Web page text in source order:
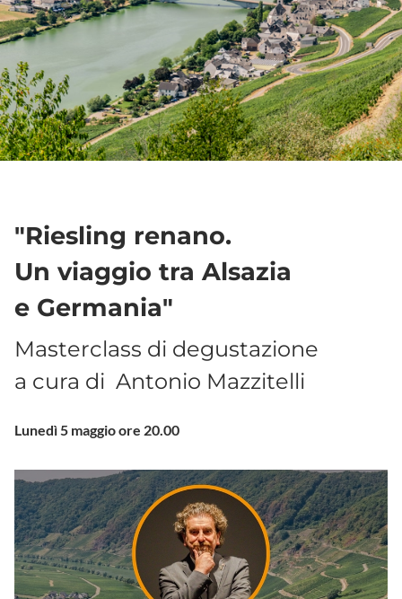
"Riesling renano.
Un viaggio tra Alsazia
e Germania"
Masterclass di degustazione
a cura di Antonio Mazzitelli
Lunedì 5 maggio ore 20.00